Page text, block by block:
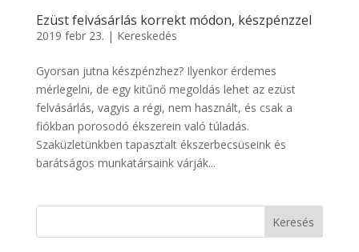
Ezüst felvásárlás korrekt módon, készpénzzel
2019 febr 23. | Kereskedés
Gyorsan jutna készpénzhez? Ilyenkor érdemes
mérlegelni, de egy kitűnő megoldás lehet az ezüst
felvásárlás, vagyis a régi, nem használt, és csak a
fiókban porosodó ékszerein való túladás.
Szaküzletünkben tapasztalt ékszerbecsüseink és
barátságos munkatársaink várják...